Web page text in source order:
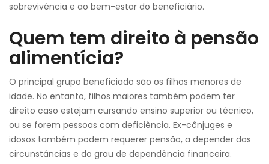
sobrevivência e ao bem-estar do beneficiário.
Quem tem direito à pensão
alimentícia?
O principal grupo beneficiado são os filhos menores de
idade. No entanto, filhos maiores também podem ter
direito caso estejam cursando ensino superior ou técnico,
ou se forem pessoas com deficiência. Ex-cônjuges e
idosos também podem requerer pensão, a depender das
circunstâncias e do grau de dependência financeira.